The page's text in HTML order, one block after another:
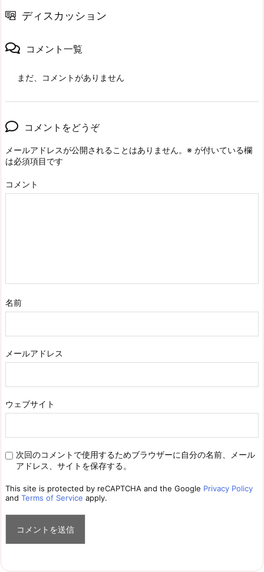
ディスカッション
コメント一覧
まだ、コメントがありません
コメントをどうぞ
メールアドレスが公開されることはありません。 ※ が付いている欄
は必須項目です
コメント
名前
メールアドレス
ウェブサイト
次回のコメントで使用するためブラウザーに自分の名前、メール
アドレス、サイトを保存する。
This site is protected by reCAPTCHA and the Google Privacy Policy
and Terms of Service apply.